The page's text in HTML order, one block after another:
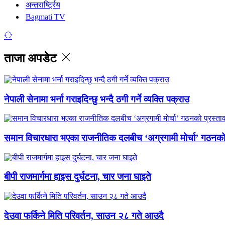
अन्तरार्ष्ट्रिय
Bagmati TV
ताजा अपडेट
नेपाली सेनामा भर्ना गराइदिन्छु भन्दै ठगी गर्ने व्यक्ति पक्राउ
समान विचारधारा भएका राजनीतिक दलबीच ‘अग्रगामी मोर्चा’
बीपी राजमार्गमा हाइस दुर्घटना, चार जना घाइते
देउवा फर्किने मिति परिवर्तन, साउन २८ गते आउदै